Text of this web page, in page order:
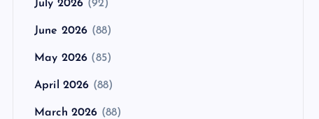
July 2026 (92)
June 2026 (88)
May 2026 (85)
April 2026 (88)
March 2026 (88)